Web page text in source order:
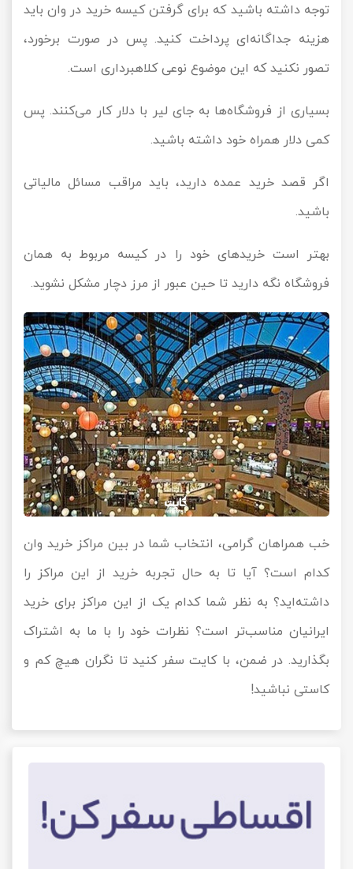
توجه داشته باشید که برای گرفتن کیسه خرید در وان باید
هزینه جداگانه‌ای پرداخت کنید. پس در صورت برخورد،
تصور نکنید که این موضوع نوعی کلاهبرداری است.
بسیاری از فروشگاه‌ها به جای لیر با دلار کار می‌کنند. پس
کمی دلار همراه خود داشته باشید.
اگر قصد خرید عمده دارید، باید مراقب مسائل مالیاتی
باشید.
بهتر است خرید‌های خود را در کیسه مربوط به همان
فروشگاه نگه دارید تا حین عبور از مرز دچار مشکل نشوید.
خب همراهان گرامی، انتخاب شما در بین مراکز خرید وان
کدام است؟ آیا تا به حال تجربه خرید از این مراکز را
داشته‌اید؟ به نظر شما کدام یک از این مراکز برای خرید
ایرانیان مناسب‌تر است؟ نظرات خود را با ما به اشتراک
بگذارید. در ضمن، با کایت سفر کنید تا نگران هیچ کم و
کاستی نباشید!